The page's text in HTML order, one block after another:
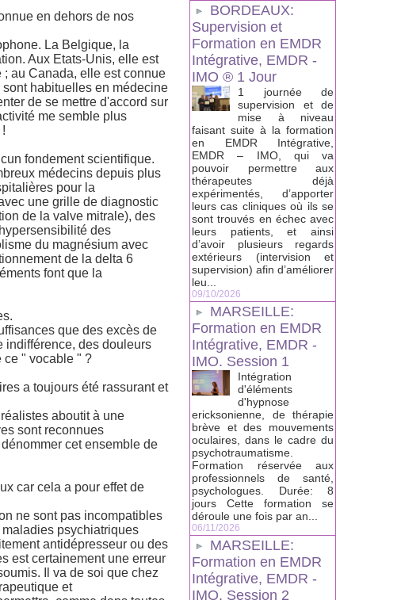
en dehors de nos
La Belgique, la
Aux Etats-Unis, elle est
au Canada, elle est connue
habituelles en médecine
de se mettre d'accord sur
me semble plus
fondement scientifique.
médecins depuis plus
pour la
une grille de diagnostic
de la valve mitrale), des
des
du magnésium avec
de la delta 6
font que la
que des excès de
indifférence, des douleurs
" vocable " ?
a toujours été rassurant et
aboutit à une
sont reconnues
cet ensemble de
car cela a pour effet de
ne sont pas incompatibles
psychiatriques
antidépresseur ou des
est certainement une erreur
Il va de soi que chez
et
BORDEAUX:
Supervision et
Formation en EMDR
Intégrative, EMDR -
IMO ® 1 Jour
1 journée de
supervision et de
mise à niveau
faisant suite à la formation
en EMDR Intégrative,
EMDR – IMO, qui va
pouvoir permettre aux
thérapeutes déjà
expérimentés, d’apporter
leurs cas cliniques où ils se
sont trouvés en échec avec
leurs patients, et ainsi
d’avoir plusieurs regards
extérieurs (intervision et
supervision) afin d’améliorer
leu...
09/10/2026
MARSEILLE:
Formation en EMDR
Intégrative, EMDR -
IMO. Session 1
Intégration
d'éléments
d'hypnose
ericksonienne, de thérapie
brève et des mouvements
oculaires, dans le cadre du
psychotraumatisme.
Formation réservée aux
professionnels de santé,
psychologues. Durée: 8
jours Cette formation se
déroule une fois par an...
06/11/2026
MARSEILLE:
Formation en EMDR
Intégrative, EMDR -
IMO. Session 2